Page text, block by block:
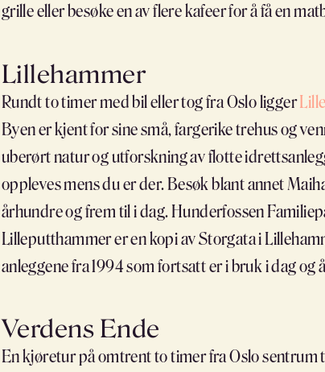
grille eller besøke en av flere kafeer for å få en
Lillehammer
Rundt to timer med bil eller tog fra Oslo ligger
Byen er kjent for sine små, fargerike trehus og
uberørt natur og utforskning av flotte
oppleves mens du er der. Besøk blant annet
århundre og frem til i dag. Hunderfossen
Lilleputthammer er en kopi av Storgata i
anleggene fra 1994 som fortsatt er i bruk i dag og
Verdens Ende
En kjøretur på omtrent to timer fra Oslo sentrum